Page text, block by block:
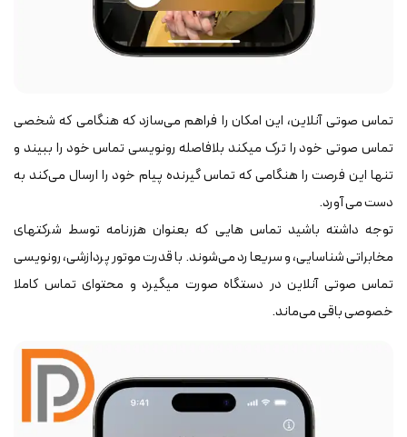
تماس صوتی آنلاین، این امکان را فراهم می‌سازد که هنگامی که شخصی
تماس صوتی خود را ترک می‎کند بلافاصله رونویسی تماس خود را ببیند و
تنها این فرصت را هنگامی که تماس‎ گیرنده پیام خود را ارسال می‌کند به
دست می‎ آورد.
توجه داشته باشید تماس ‎هایی که بعنوان هزرنامه توسط شرکت‎های
مخابراتی شناسایی، و سریعا رد می‌شوند. با قدرت موتور پردازشی، رونویسی
تماس صوتی آنلاین در دستگاه صورت می‎گیرد و محتوای تماس کاملا
خصوصی باقی می‌ماند.